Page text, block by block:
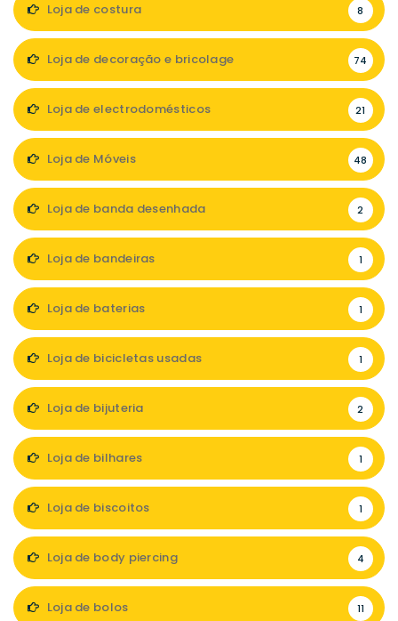
Loja de costura 8
Loja de decoração e bricolage 74
Loja de electrodomésticos 21
Loja de Móveis 48
Loja de banda desenhada 2
Loja de bandeiras 1
Loja de baterias 1
Loja de bicicletas usadas 1
Loja de bijuteria 2
Loja de bilhares 1
Loja de biscoitos 1
Loja de body piercing 4
Loja de bolos 11